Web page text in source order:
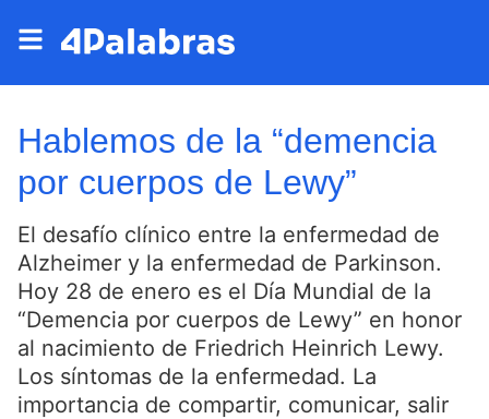
Hablemos de la “demencia
por cuerpos de Lewy”
El desafío clínico entre la enfermedad de
Alzheimer y la enfermedad de Parkinson.
Hoy 28 de enero es el Día Mundial de la
“Demencia por cuerpos de Lewy” en honor
al nacimiento de Friedrich Heinrich Lewy.
Los síntomas de la enfermedad. La
importancia de compartir, comunicar, salir